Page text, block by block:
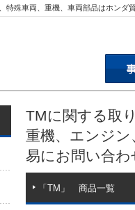
特殊車両、重機、車両部品はホンダ
TMに関する取
重機、エンジ
易にお問い合
「TM」 商品一覧